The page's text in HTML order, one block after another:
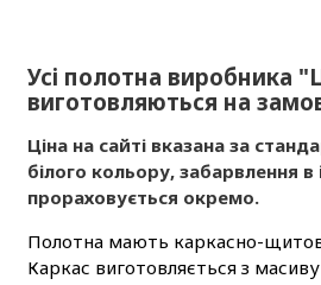
Усі полотна виробника
виготовляються на
Ціна на сайті вказана за
білого кольору, забарвлення в
прораховується окремо.
Полотна мають каркасно-
Каркас виготовляється з